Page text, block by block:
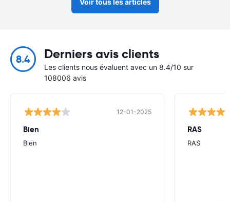
Voir tous les articles
8.4 Derniers avis clients
Les clients nous évaluent avec un 8.4/10 sur
108006 avis
12-01-2025
Bien
Bien
RAS
RAS